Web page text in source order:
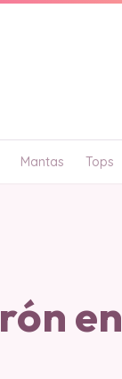
Mantas Tops
en